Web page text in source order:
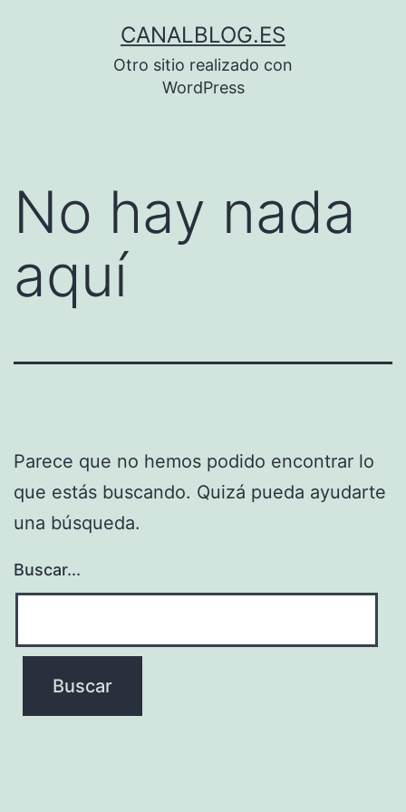
CANALBLOG.ES
Otro sitio realizado con
WordPress
No hay nada
aquí
Parece que no hemos podido encontrar lo
que estás buscando. Quizá pueda ayudarte
una búsqueda.
Buscar...